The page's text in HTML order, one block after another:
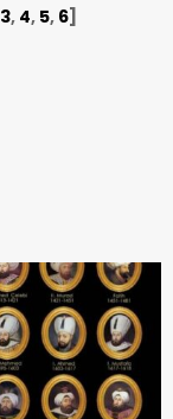
3, 4, 5, 6]